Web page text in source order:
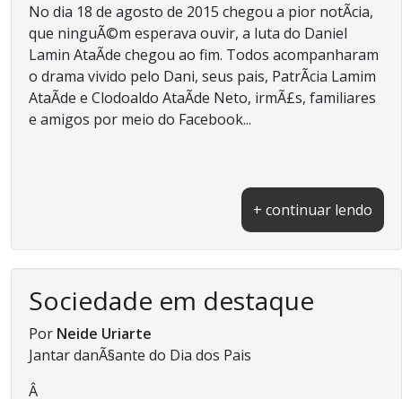
No dia 18 de agosto de 2015 chegou a pior notÃ­cia,
que ninguÃ©m esperava ouvir, a luta do Daniel
Lamin AtaÃ­de chegou ao fim. Todos acompanharam
o drama vivido pelo Dani, seus pais, PatrÃ­cia Lamim
AtaÃ­de e Clodoaldo AtaÃ­de Neto, irmÃ£s, familiares
e amigos por meio do Facebook...
+ continuar lendo
Sociedade em destaque
Por Neide Uriarte
Jantar danÃ§ante do Dia dos Pais
Â